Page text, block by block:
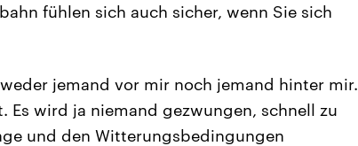
fühlen sich auch sicher, wenn Sie sich
jemand vor mir noch jemand hinter mir.
Es wird ja niemand gezwungen, schnell zu
und den Witterungsbedingungen